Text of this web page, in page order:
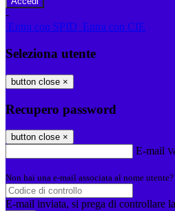
-
Entra con SPID Entra con CIE
Seleziona utente
button close ×
Recupero password
button close ×
E-mail
Non hai una e-mail associata al nome
E-mail inviata, si prega di controllare